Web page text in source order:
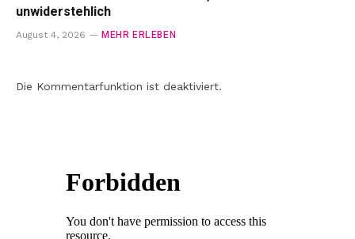
unwiderstehlich
August 4, 2026 MEHR ERLEBEN
Die Kommentarfunktion ist deaktiviert.